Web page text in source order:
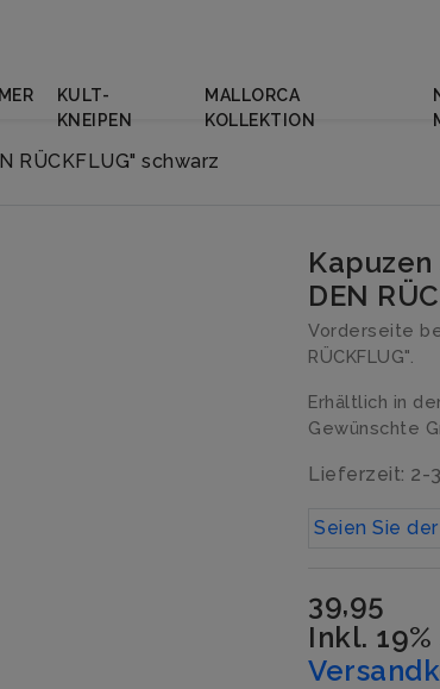
RÜCKFLUG" schwarz
Kapuzen
DEN
Vorderseite
RÜCKFLUG".
Erhältlich in
Gewünschte
Lieferzeit: 2-
Seien Sie
39,95
Inkl.
KULT-
KNEIPEN
MALLORCA
KOLLEKTION